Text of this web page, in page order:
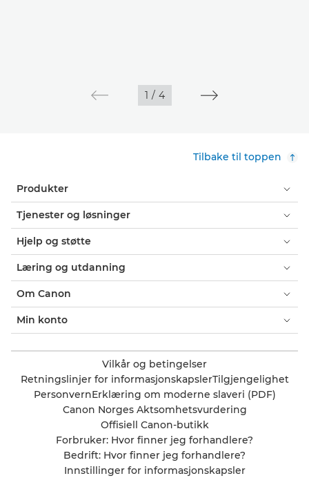
1 / 4
Tilbake til toppen
Produkter
Tjenester og løsninger
Hjelp og støtte
Læring og utdanning
Om Canon
Min konto
Vilkår og betingelser
Retningslinjer for informasjonskapslerTilgjengelighet
PersonvernErklæring om moderne slaveri (PDF)
Canon Norges Aktsomhetsvurdering
Offisiell Canon-butikk
Forbruker: Hvor finner jeg forhandlere?
Bedrift: Hvor finner jeg forhandlere?
Innstillinger for informasjonskapsler